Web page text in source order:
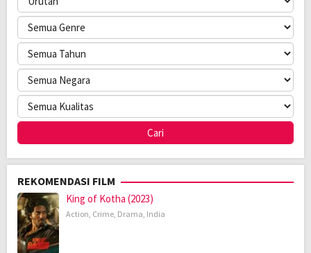
REKOMENDASI FILM
King of Kotha (2023)
Action Crime Drama India